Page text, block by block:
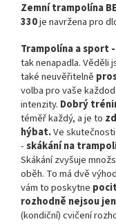
Zemní trampolína
330je navržena pro
Trampolína a sport -
tak nenapadla. Věděli
také neuvěřitelně
volba pro vaše
intenzity. Dobrý
téměř každý, a je to
hýbat.Ve
-skákání na
Skákání zvyšuje
oběh. To má dvě
vám to poskytne
rozhodně nejsou
(kondiční) cvičení